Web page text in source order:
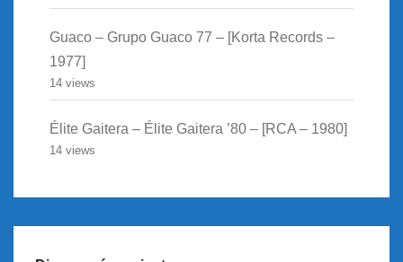
Guaco – Grupo Guaco 77 – [Korta Records –
1977]
14 views
Élite Gaitera – Élite Gaitera ’80 – [RCA – 1980]
14 views